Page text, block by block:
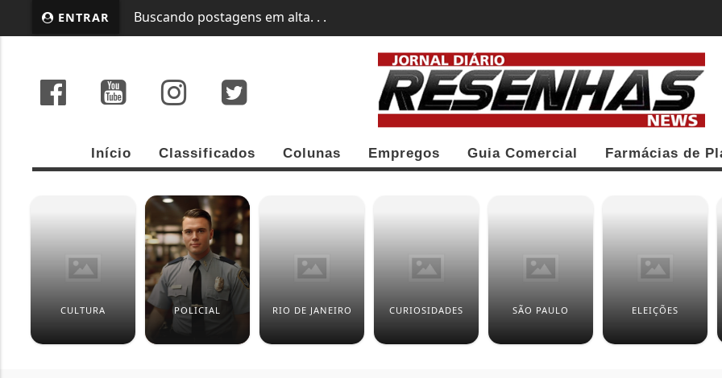
ENTRAR EM ALTA TRUMP E SECRETÁRIO DE GUERRA BATEM BOCA POR FALTA DE MÍSSEIS E...
Início Classificados Colunas Empregos Guia Comercial Farmácias de
CULTURA POLICIAL RIO DE JANEIRO CURIOSIDADES SÃO PAULO ELEIÇÕES